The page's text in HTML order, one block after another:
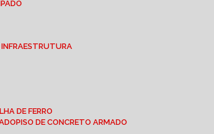
INFRAESTRUTURA
DE FERRO
PISO DE CONCRETO ARMADO